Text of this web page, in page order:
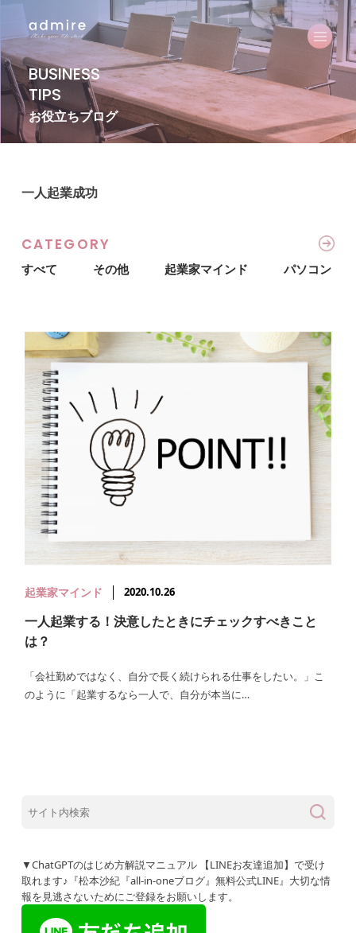
BUSINESS
TIPS
お役立ちブログ
一人起業成功
CATEGORY
すべて その他 起業家マインド パソコン・
起業家マインド 2020.10.26
一人起業する！決意したときにチェックすべきこと
は？
「会社勤めではなく、自分で長く続けられる仕事をしたい。」こ
のように「起業するなら一人で、自分が本当に…
▼ChatGPTのはじめ方解説マニュアル 【LINEお友達追加】で受け
取れます♪『松本沙紀『all-in-oneブログ』無料公式LINE』大切な情
報を見逃さないためにご登録をお願いします。